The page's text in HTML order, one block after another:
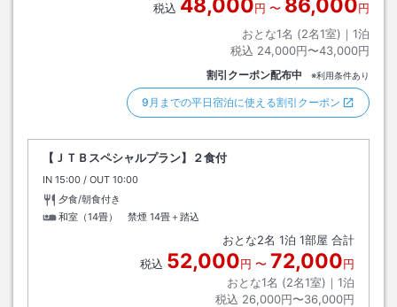
税込 48,000円 〜 86,000円
おとな1名 (2名1室)｜ 1泊
税込 24,000円〜43,000円
割引クーポン配布中 ※利用条件あり
9月までの平日宿泊に使える割引クーポン
【ＪＴＢスペシャルプラン】２食付
IN チェックイン
15:00 / OUT チェックアウト
10:00
夕食/朝食付き
和室（14畳） 禁煙 14畳＋踏込
おとな2名 1泊 1部屋 合計
税込 52,000円 〜 72,000円
おとな1名 (2名1室)｜ 1泊
税込 26,000円〜36,000円